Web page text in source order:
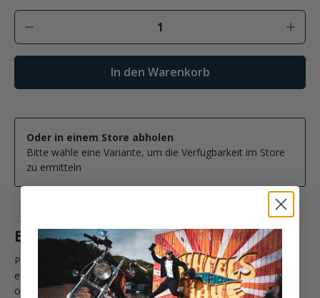
Produkt Anzahl: Gib den gewünschten
In den Warenkorb
Oder in einem Store abholen
Bitte wähle eine Variante, um die Verfügbarkeit im Store
zu ermitteln
Beschreibung
Produktbeschreibung: MIVV Speed Edge AuspuffLeicht,
effizient und stilvoll: Der MIVV Speed Edge Auspuff bietet Dir
optimale…Mehr